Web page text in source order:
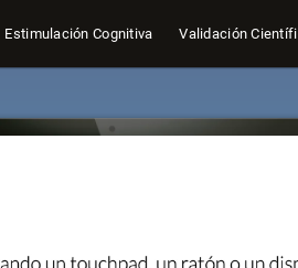
Estimulación Cognitiva Validación